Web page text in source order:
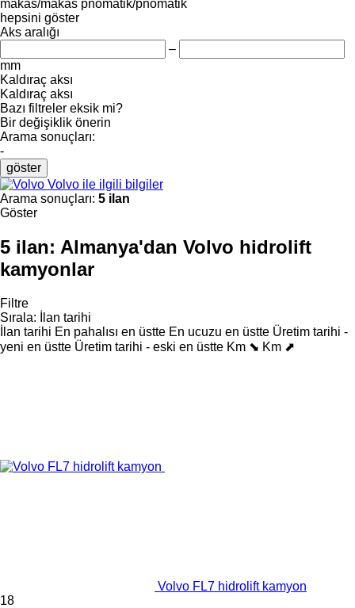
makas/makas pnömatik/pnömatik
hepsini göster
Aks aralığı
–
mm
Kaldıraç aksı
Kaldıraç aksı
Bazı filtreler eksik mi?
Bir değişiklik önerin
Arama sonuçları:
-
göster
Volvo ile ilgili bilgiler
Arama sonuçları: 5 ilan
Göster
5 ilan: Almanya'dan Volvo hidrolift
kamyonlar
Filtre
Sırala:
İlan tarihi
İlan tarihi En pahalısı en üstte En ucuzu en üstte Üretim tarihi -
yeni en üstte Üretim tarihi - eski en üstte Km ⬊ Km ⬈
Volvo FL7 hidrolift kamyon
18